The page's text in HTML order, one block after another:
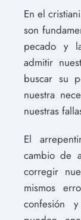
En el
son
pecado y
admitir
buscar su
nuestra
nuestras
El
cambio de
corregir
mismos
confesión